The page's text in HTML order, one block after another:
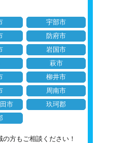
宇部市
防府市
岩国市
萩市
柳井市
周南市
市
玖珂郡
の方もご相談ください！